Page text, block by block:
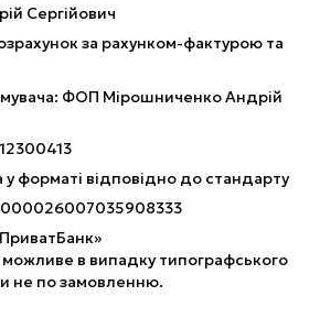
Сергійович
за рахунком-фактурою та
ФОП Мірошниченко Андрій
у форматі відповідно до стандарту
в випадку типографського
не по замовленню.